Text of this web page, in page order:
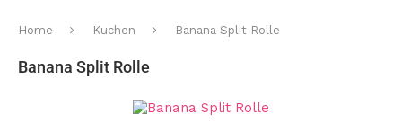
Home Kuchen Banana Split Rolle
Banana Split Rolle